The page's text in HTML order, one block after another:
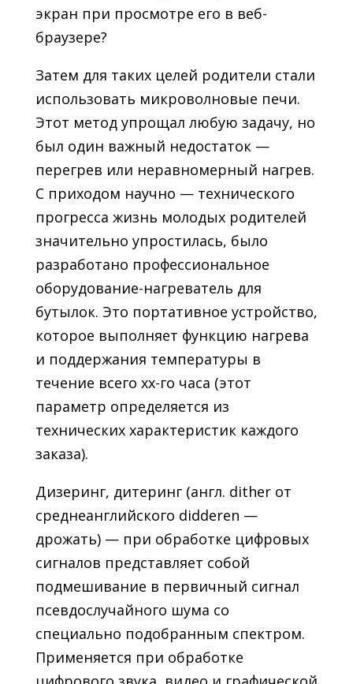
экран при просмотре его в веб-
браузере?
Затем для таких целей родители стали
использовать микроволновые печи.
Этот метод упрощал любую задачу, но
был один важный недостаток —
перегрев или неравномерный нагрев.
С приходом научно — технического
прогресса жизнь молодых родителей
значительно упростилась, было
разработано профессиональное
оборудование-нагреватель для
бутылок. Это портативное устройство,
которое выполняет функцию нагрева
и поддержания температуры в
течение всего xx-го часа (этот
параметр определяется из
технических характеристик каждого
заказа).
Дизеринг, дитеринг (англ. dither от
среднеанглийского didderen —
дрожать) — при обработке цифровых
сигналов представляет собой
подмешивание в первичный сигнал
псевдослучайного шума со
специально подобранным спектром.
Применяется при обработке